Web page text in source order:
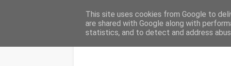
This site uses cookies from Google to
are shared with Google along with
statistics, and to detect and address